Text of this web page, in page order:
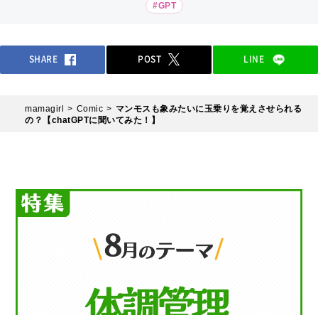
#GPT
SHARE POST LINE
mamagirl Comic
マンモスも象みたいに玉乗りを覚えさせられる
の？【chatGPTに聞いてみた！】